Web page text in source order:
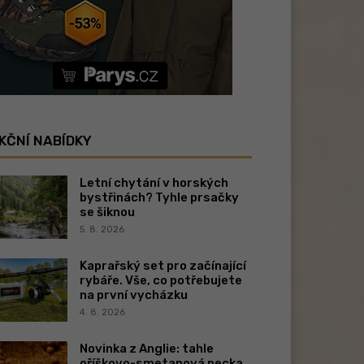
NABÍDKY
Letní chytání v horských
bystřinách? Tyhle prsačky
se šiknou
5. 8. 2026
Kaprařský set pro začínající
rybáře. Vše, co potřebujete
na první vycházku
4. 8. 2026
Novinka z Anglie: tahle